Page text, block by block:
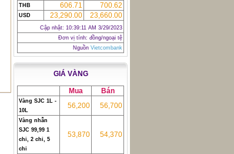
THB 606.71 700.62
USD 23,290.00 23,660.00
Cập nhật: 10:39:11 AM 3/29/2023
Đơn vị tính: đồng/ngoại tệ
Nguồn Vietcombank
GIÁ VÀNG
Mua Bán
Vàng SJC 1L -
10L
56,200 56,700
Vàng nhẫn
SJC 99,99 1
chỉ, 2 chỉ, 5
chỉ
53,870 54,370